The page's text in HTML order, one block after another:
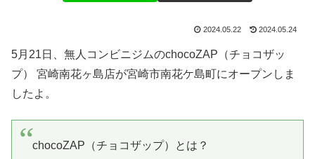
2024.05.22 2024.05.24
5月21日、無人コンビニジムのchocoZAP（チョコザッ
プ） 宮崎南花ヶ島店が宮崎市南花ケ島町にオープンしま
したよ。
chocoZAP（チョコザップ）とは？